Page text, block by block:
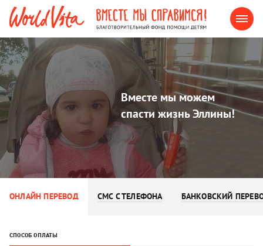
Вместе мы можем
спасти жизнь Эллины!
ОНЛАЙН ПЕРЕВОД СМС С ТЕЛЕФОНА БАНКОВСКИЙ
СПОСОБ ОПЛАТЫ